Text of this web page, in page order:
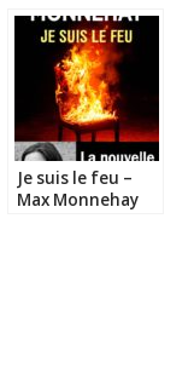
Je suis le feu –
Max Monnehay